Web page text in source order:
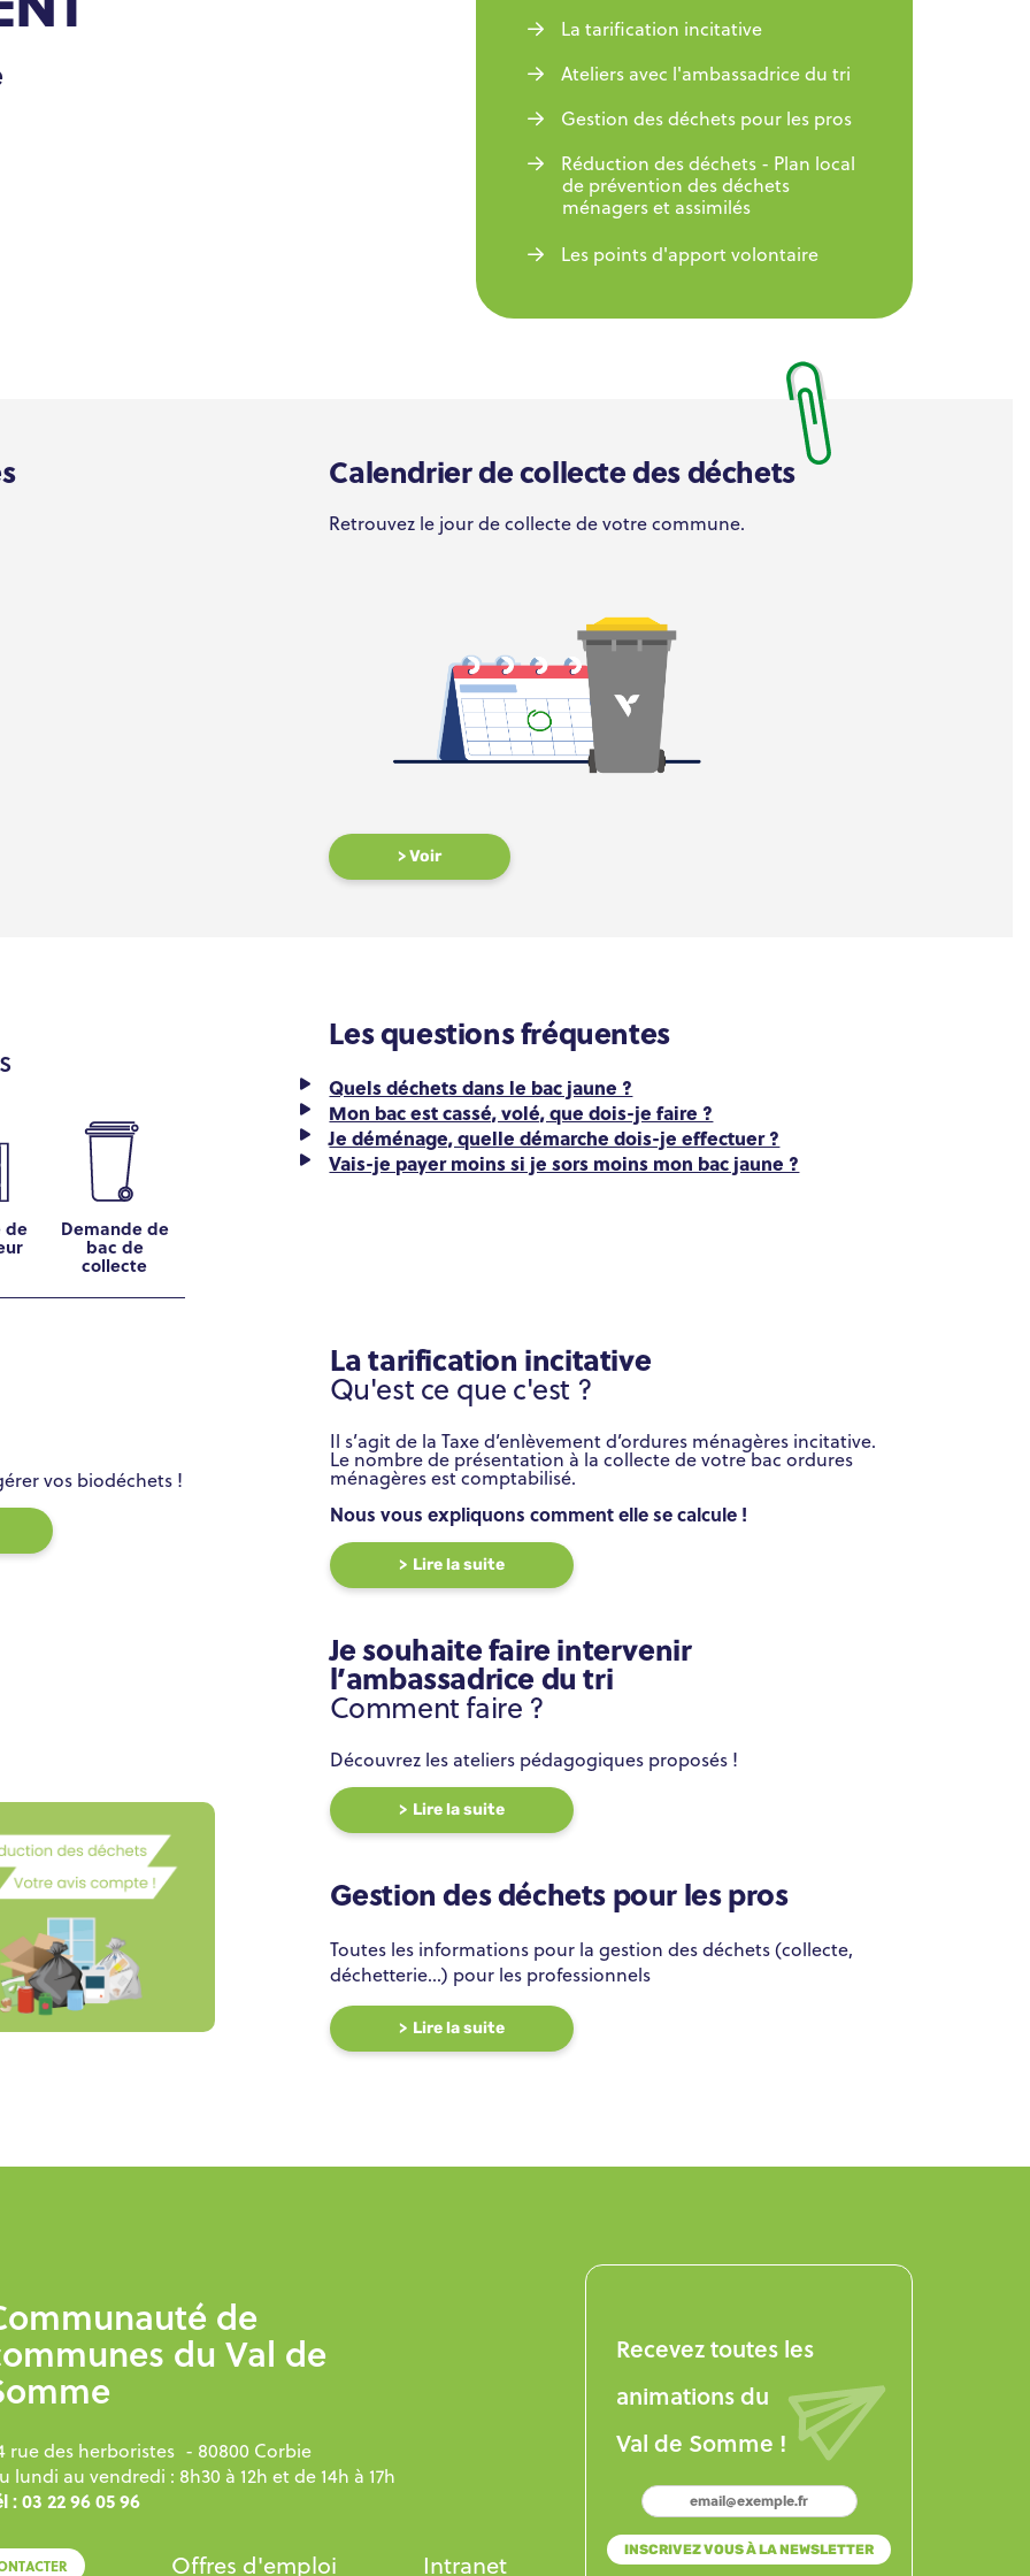
La tarification incitative
Ateliers avec l'ambassadrice du tri
Gestion des déchets pour les pros
Réduction des déchets - Plan local
de prévention des déchets
ménagers et assimilés
Les points d'apport volontaire
Calendrier de collecte des déchets
Retrouvez le jour de collecte de votre commune.
> Voir
de Demande de
bac de
collecte
Les questions fréquentes
Quels déchets dans le bac jaune ?
Mon bac est cassé, volé, que dois-je faire ?
Je déménage, quelle démarche dois-je effectuer ?
Vais-je payer moins si je sors moins mon bac jaune ?
vos biodéchets !
La tarification incitative
Qu'est ce que c'est ?
Il s’agit de la Taxe d’enlèvement d’ordures ménagères incitative.
Le nombre de présentation à la collecte de votre bac ordures
ménagères est comptabilisé.
Nous vous expliquons comment elle se calcule !
Lire la suite
Je souhaite faire intervenir
l’ambassadrice du tri
Comment faire ?
Découvrez les ateliers pédagogiques proposés !
Lire la suite
Gestion des déchets pour les pros
Toutes les informations pour la gestion des déchets (collecte,
déchetterie...) pour les professionnels
Lire la suite
de
du Val de
rue des herboristes - 80800 Corbie
lundi au vendredi : 8h30 à 12h et de 14h à 17h
: 03 22 96 05 96
Offres d'emploi Intranet
Recevez toutes les
animations du
Val de Somme !